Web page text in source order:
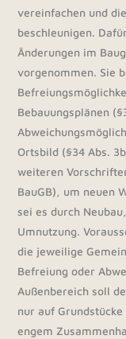
vereinfachen und
beschleunigen.
Änderungen im
vorgenommen. Sie
Bebauungsplänen
Ortsbild (§34 Abs.
weiteren
BauGB), um neuen
sei es durch
Umnutzung.
die jeweilige
Befreiung oder
Außenbereich soll
nur auf
engem